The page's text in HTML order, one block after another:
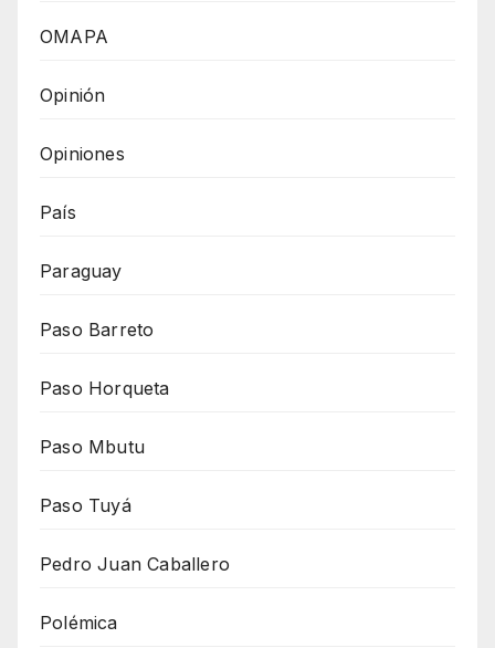
OMAPA
Opinión
Opiniones
País
Paraguay
Paso Barreto
Paso Horqueta
Paso Mbutu
Paso Tuyá
Pedro Juan Caballero
Polémica